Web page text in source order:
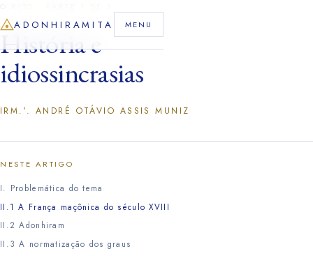
ADONHIRAMITA
O Rito
Artigos
Biografias
Vídeos
Área Restrita
MENU
O RITO · PARTE 1 DE 3
História e
idiossincrasias
IRM.ʹ. ANDRÉ OTÁVIO ASSIS MUNIZ
NESTE ARTIGO
I. Problemática do tema
II.1 A França maçônica do século XVIII
II.2 Adonhiram
II.3 A normatização dos graus